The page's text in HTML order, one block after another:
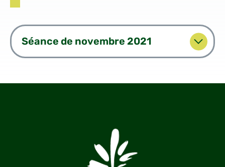
Séance de novembre 2021